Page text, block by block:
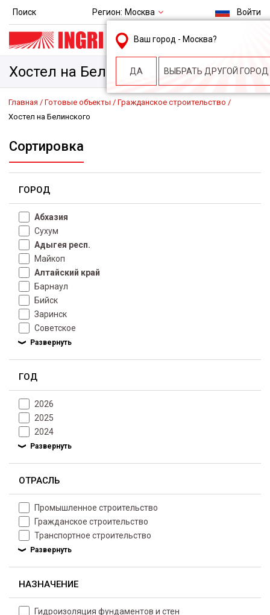
Поиск Регион: Москва
Ваш город - Москва?
ДА ВЫБРАТЬ ДРУГОЙ ГОРОД
Войти
msk@ingri.ru
пн. – пт.: 9.00-18.00
Хостел на Белинского
Главная Готовые объекты
Гражданское строительство
Хостел на Белинского
Сортировка
ГОРОД
Абхазия
Сухум
Адыгея респ.
Майкоп
Алтайский край
Барнаул
Бийск
Заринск
Советское
ГОД
2026
2025
2024
ОТРАСЛЬ
Промышленное строительство
Гражданское строительство
Транспортное строительство
НАЗНАЧЕНИЕ
Гидроизоляция фундаментов и стен